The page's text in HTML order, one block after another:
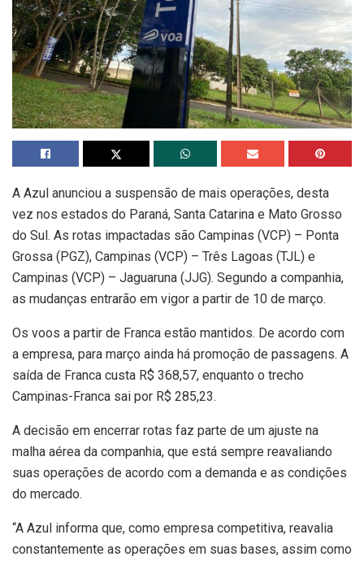
A Azul anunciou a suspensão de mais operações, desta
vez nos estados do Paraná, Santa Catarina e Mato Grosso
do Sul. As rotas impactadas são Campinas (VCP) – Ponta
Grossa (PGZ), Campinas (VCP) – Três Lagoas (TJL) e
Campinas (VCP) – Jaguaruna (JJG). Segundo a companhia,
as mudanças entrarão em vigor a partir de 10 de março.
Os voos a partir de Franca estão mantidos. De acordo com
a empresa, para março ainda há promoção de passagens. A
saída de Franca custa R$ 368,57, enquanto o trecho
Campinas-Franca sai por R$ 285,23.
A decisão em encerrar rotas faz parte de um ajuste na
malha aérea da companhia, que está sempre reavaliando
suas operações de acordo com a demanda e as condições
do mercado.
“A Azul informa que, como empresa competitiva, reavalia
constantemente as operações em suas bases, assim como